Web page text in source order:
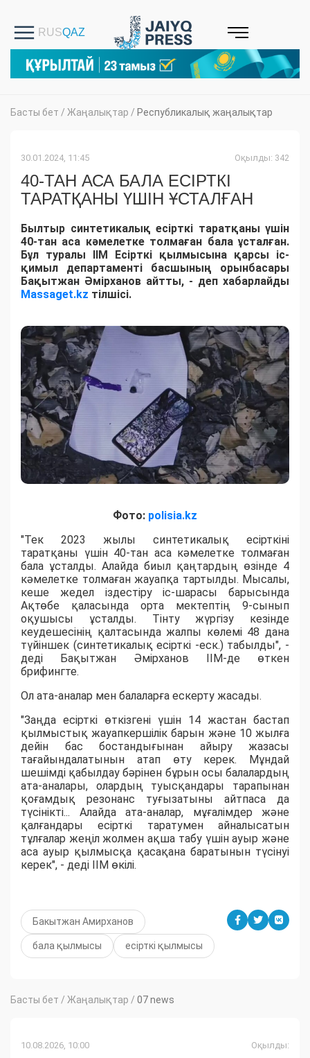
Басты бет / Жаңалықтар / Республикалық жаңалықтар
30.01.2024, 11:45 Оқылды: 342
40-ТАН АСА БАЛА ЕСІРТКІ
ТАРАТҚАНЫ ҮШІН ҰСТАЛҒАН
Былтыр синтетикалық есірткі таратқаны үшін
40-тан аса кәмелетке толмаған бала ұсталған.
Бұл туралы ІІМ Есірткі қылмысына қарсы іс-
қимыл департаменті басшының орынбасары
Бақытжан Әмірханов айтты, - деп хабарлайды
Massaget.kz тілшісі.
Фото: polisia.kz
"Тек 2023 жылы синтетикалық есірткіні
таратқаны үшін 40-тан аса кәмелетке толмаған
бала ұсталды. Алайда биыл қаңтардың өзінде 4
кәмелетке толмаған жауапқа тартылды. Мысалы,
кеше жедел іздестіру іс-шарасы барысында
Ақтөбе қаласында орта мектептің 9-сынып
оқушысы ұсталды. Тінту жүргізу кезінде
кеудешесінің қалтасында жалпы көлемі 48 дана
түйіншек (синтетикалық есірткі -еск.) табылды", -
деді Бақытжан Әмірханов ІІМ-де өткен
брифингте.
Ол ата-аналар мен балаларға ескерту жасады.
"Заңда есірткі өткізгені үшін 14 жастан бастап
қылмыстық жауапкершілік барын және 10 жылға
дейін бас бостандығынан айыру жазасы
тағайындалатынын атап өту керек. Мұндай
шешімді қабылдау бәрінен бұрын осы балалардың
ата-аналары, олардың туысқандары тарапынан
қоғамдық резонанс туғызатыны айтпаса да
түсінікті... Алайда ата-аналар, мұғалімдер және
қалғандары есірткі таратумен айналысатын
тұлғалар жеңіл жолмен ақша табу үшін ауыр және
аса ауыр қылмысқа қасақана баратынын түсінуі
керек", - деді ІІМ өкілі.
Бакытжан Амирханов
бала қылмысы есірткі қылмысы
Басты бет / Жаңалықтар / 07 news
10.08.2026, 10:00 Оқылды: